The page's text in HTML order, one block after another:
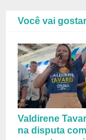
Você vai gostar
Valdirene
na disputa com